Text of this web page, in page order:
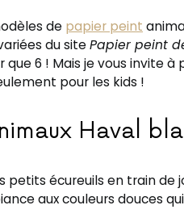
de papier peint
du sitePapier peint
que 6 ! Mais je vous invite
pour les kids !
Haval
écureuils en train de
aux couleurs douces